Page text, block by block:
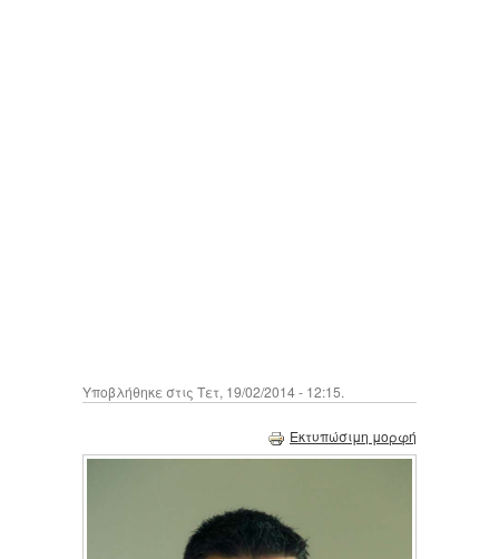
Υποβλήθηκε στις Τετ, 19/02/2014 - 12:15.
Εκτυπώσιμη μορφή